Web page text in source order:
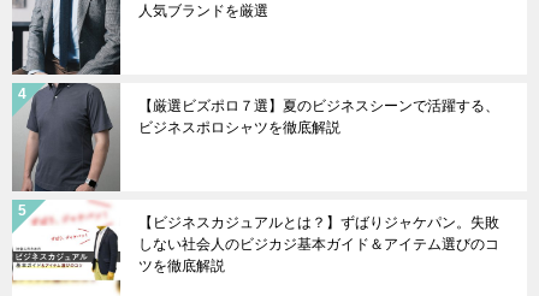
人気ブランドを厳選
【厳選ビズポロ７選】夏のビジネスシーンで活躍する、
ビジネスポロシャツを徹底解説
【ビジネスカジュアルとは？】ずばりジャケパン。失敗
しない社会人のビジカジ基本ガイド＆アイテム選びのコ
ツを徹底解説